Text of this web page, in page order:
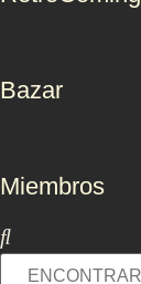
Bazar
Miembros